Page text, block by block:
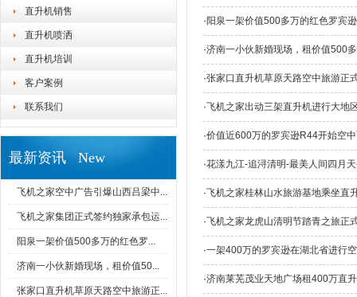
直升机销售
直升机喷洒
直升机培训
客户案例
联系我们
最新资讯 New
飞机之家空中广告引爆山西吕梁中...
飞机之家集团正式签约独家承包运...
阳泉一架价值500多万的红色罗...
济南一小伙新婚现场，租价值50...
张家口直升机草原天路空中旅游正...
· 阳泉一架价值500多万的红色罗宾
·济南一小伙新婚现场，租价值500
·张家口直升机草原天路空中旅游正
·飞机之家出动三架直升机进行大地
·价值近600万的罗宾逊R44开始空
·花漾九江-追浔清明-最美人间四月
·飞机之家桂林山水旅游基地乘坐直
·飞机之家龙虎山清明节踏青之旅正
·一架400万的罗宾逊在湖北省进行
·济南莱芜茂业天地广场租400万直